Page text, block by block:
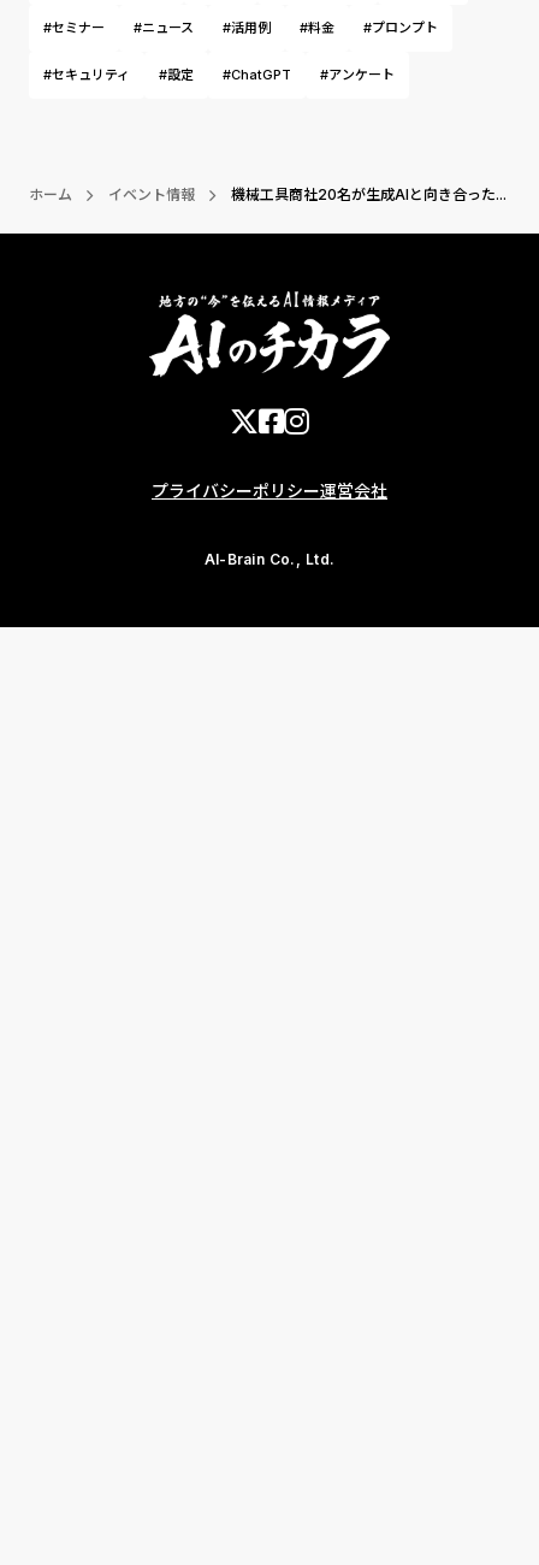
#セミナー #ニュース #活用例 #料金 #プロンプト
#セキュリティ #設定 #ChatGPT #アンケート
ホーム イベント情報 機械工具商社20名が生成AIと向き合った...
プライバシーポリシー運営会社
AI-Brain Co., Ltd.